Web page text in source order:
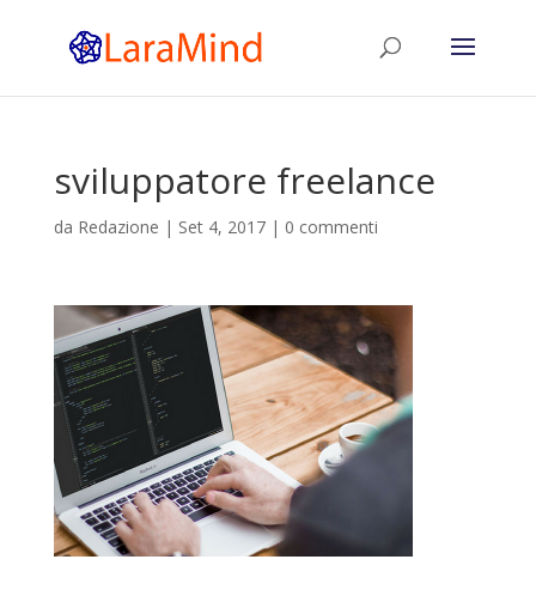
sviluppatore freelance
da Redazione | Set 4, 2017| 0 commenti